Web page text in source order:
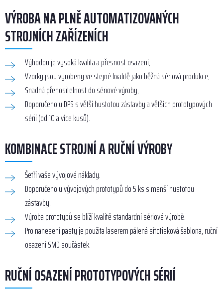
VÝROBA NA PLNĚ AUTOMATIZOVANÝCH
STROJNÍCH ZAŘÍZENÍCH
Výhodou je vysoká kvalita a přesnost osazení,
Vzorky jsou vyrobeny ve stejné kvalitě jako běžná sériová produkce,
Snadná přenositelnost do sériové výroby,
Doporučeno u DPS s větší hustotou zástavby a větších prototypových
sérií (od 10 a více kusů).
KOMBINACE STROJNÍ A RUČNÍ VÝROBY
Šetří vaše vývojové náklady.
Doporučeno u vývojových prototypů do 5 ks s menší hustotou
zástavby.
Výroba prototypů se blíží kvalitě standardní sériové výrobě.
Pro nanesení pasty je použita laserem pálená sítotisková šablona, ruční
osazení SMD součástek.
RUČNÍ OSAZENÍ PROTOTYPOVÝCH SÉRIÍ